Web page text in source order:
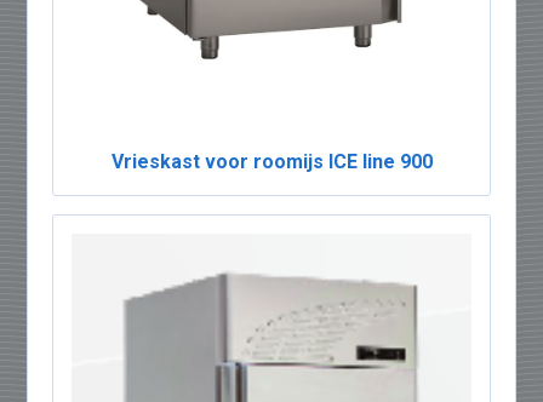
Vrieskast voor roomijs ICE line 900